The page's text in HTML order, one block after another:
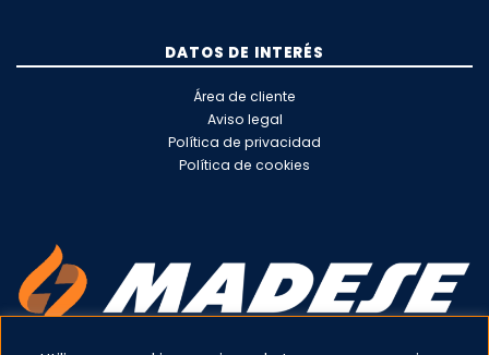
DATOS DE INTERÉS
Área de cliente
Aviso legal
Política de privacidad
Política de cookies